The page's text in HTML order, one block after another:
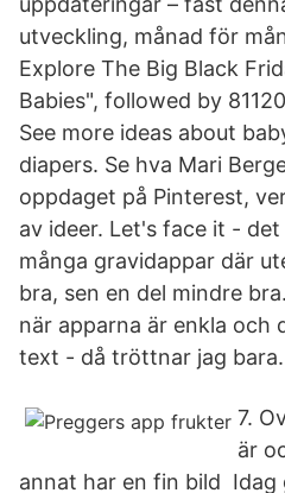
utveckling, månad för
Explore The Big Black
Babies", followed by
See more ideas about
diapers. Se hva Mari
oppdaget på Pinterest,
av ideer. Let's face it -
många gravidappar där
bra, sen en del mindre
när apparna är enkla och
text - då tröttnar jag bara.
7.
är
annat har en fin bild Idag